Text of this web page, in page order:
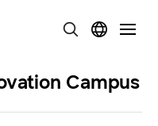
Campus